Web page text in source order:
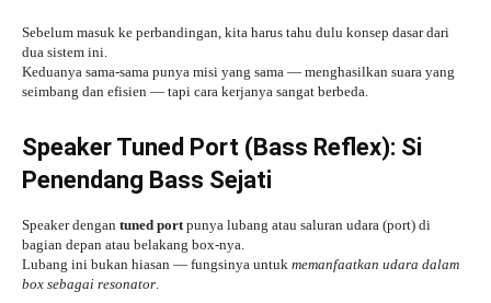
Sebelum masuk ke perbandingan, kita harus tahu dulu konsep dasar dari
dua sistem ini.
Keduanya sama-sama punya misi yang sama — menghasilkan suara yang
seimbang dan efisien — tapi cara kerjanya sangat berbeda.
Speaker Tuned Port (Bass Reflex): Si
Penendang Bass Sejati
Speaker dengan tuned portpunya lubang atau saluran udara (port) di
bagian depan atau belakang box-nya.
Lubang ini bukan hiasan — fungsinya untuk memanfaatkan udara dalam
box sebagai resonator.